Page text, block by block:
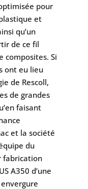
pour
et
qu’un
de ce fil
composites. Si
ont eu lieu
de Rescoll,
de grandes
faisant
et la société
du
fabrication
A350 d’une